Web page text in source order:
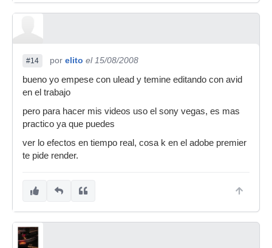
#14 por elito el 15/08/2008
bueno yo empese con ulead y temine editando con avid
en el trabajo
pero para hacer mis videos uso el sony vegas, es mas
practico ya que puedes
ver lo efectos en tiempo real, cosa k en el adobe premier
te pide render.